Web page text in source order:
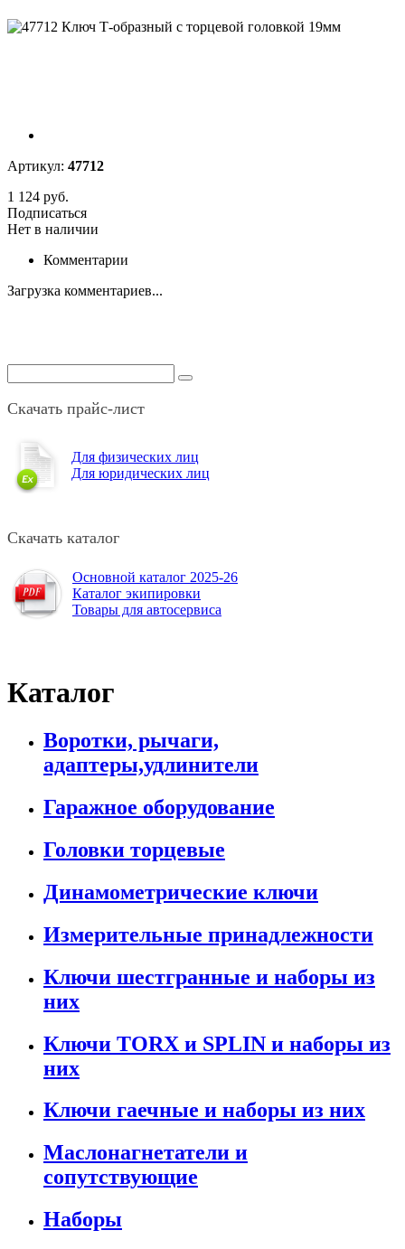
Артикул: 47712
1 124 руб.
Подписаться
Нет в наличии
Комментарии
Загрузка комментариев...
Скачать прайс-лист
Для физических лиц
Для юридических лиц
Скачать каталог
Основной каталог 2025-26
Каталог экипировки
Товары для автосервиса
Каталог
Воротки, рычаги,
адаптеры,удлинители
Гаражное оборудование
Головки торцевые
Динамометрические ключи
Измерительные принадлежности
Ключи шестгранные и наборы из
них
Ключи TORX и SPLIN и наборы из
них
Ключи гаечные и наборы из них
Маслонагнетатели и
сопутствующие
Наборы